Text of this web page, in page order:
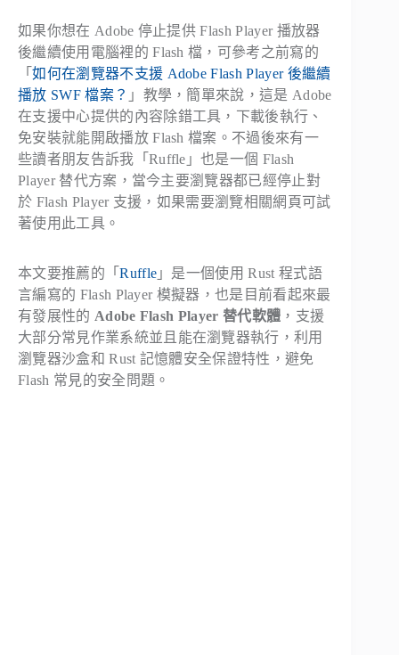
如果你想在 Adobe 停止提供 Flash Player 播放器
後繼續使用電腦裡的 Flash 檔，可參考之前寫的
「如何在瀏覽器不支援 Adobe Flash Player 後繼續
播放 SWF 檔案？ 」教學，簡單來說，這是 Adobe
在支援中心提供的內容除錯工具，下載後執行、
免安裝就能開啟播放 Flash 檔案。不過後來有一
些讀者朋友告訴我「Ruffle」也是一個 Flash
Player 替代方案，當今主要瀏覽器都已經停止對
於 Flash Player 支援，如果需要瀏覽相關網頁可試
著使用此工具。
本文要推薦的「Ruffle 」是一個使用 Rust 程式語
言編寫的 Flash Player 模擬器，也是目前看起來最
有發展性的 Adobe Flash Player 替代軟體 ，支援
大部分常見作業系統並且能在瀏覽器執行，利用
瀏覽器沙盒和 Rust 記憶體安全保證特性，避免
Flash 常見的安全問題。